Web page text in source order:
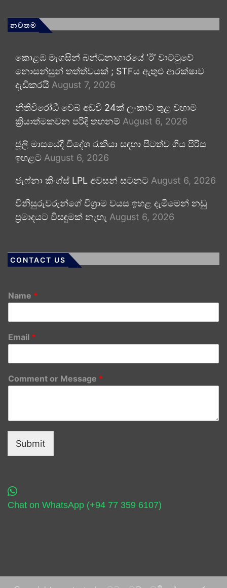
නවතම
කොළඹ මැගසින් බන්ධනාගාරයේ ‘ඊ’ වාට්ටුවේ
නොසන්සුන් තත්ත්වයක් ; STFය ඇතුළු ආරක්ෂාව
දැඩිකරයි August 7, 2026
නීතිවිරෝධී වෙබ් අඩවි 24ක් ලංකාව තුළ වහාම
ක්‍රියාත්මකවන පරිදි තහනම් August 6, 2026
ජූලි මාසයේදී විදේශ රැකියා සඳහා පිටත්ව ගිය පිරිස
ඉහළට August 6, 2026
ජැෆ්නා කිංග්ස් LPL අවසන් සටනට August 6, 2026
විනිසුරුවරුන්ගේ විශ්‍රාම වයස ඉහළ දැමීමෙන් නඩු
ප්‍රමාදයට විසඳුමක් නැහැ August 6, 2026
CONTACT US
Name *
Email *
Comment or Message *
Submit
Chat on WhatsApp (+94 77 359 6107)